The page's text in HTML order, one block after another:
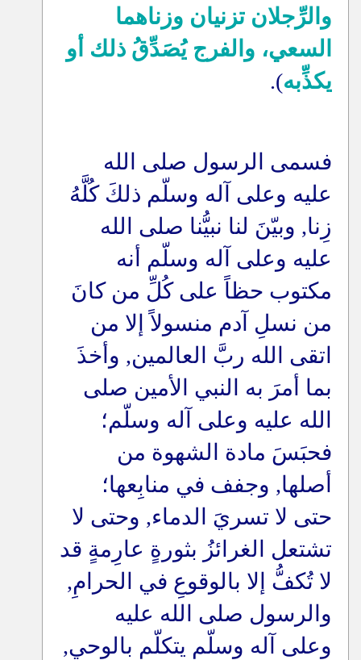
والرِّجلان تزنيان وزناهما
السعي، والفرج يُصَدِّقُ ذلك أو
يكذِّبه).
فسمى الرسول صلى الله
عليه وعلى آله وسلّم ذلكَ كُلَّهُ
زِنا, وبيّنَ لنا نبيُّنا صلى الله
عليه وعلى آله وسلّم أنه
مكتوب حظاً على كُلِّ من كانَ
من نسلِ آدم منسولاً إلا من
اتقى الله ربَّ العالمين, وأخذَ
بما أمرَ به النبي الأمين صلى
الله عليه وعلى آله وسلّم؛
فحبَسَ مادة الشهوة من
أصلها, وجفف في منابِعها؛
حتى لا تسريَ الدماء, وحتى لا
تشتعل الغرائزُ بثورةٍ عارِمةٍ قد
لا تُكفُّ إلا بالوقوعِ في الحرامِ,
والرسول صلى الله عليه
وعلى آله وسلّم يتكلّم بالوحي,